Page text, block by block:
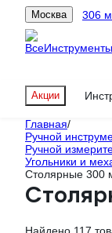
Москва 306
Акции
Главная/
Ручной
Ручной
Угольники и
Столярные 300